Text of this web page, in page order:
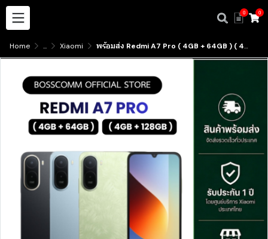
0 0
Home ... Xiaomi พร้อมส่ง Redmi A7 Pro ( 4GB + 64GB ) ( 4GB + 128GB ) มีบริการับสินค้าหน้าร้าน